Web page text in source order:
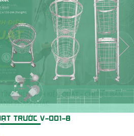
ĐIỆN LINH KIỆN QUẠT – CHI TIẾT BÁN
PHẨM KHÁC
TRƯỚC V-001-8